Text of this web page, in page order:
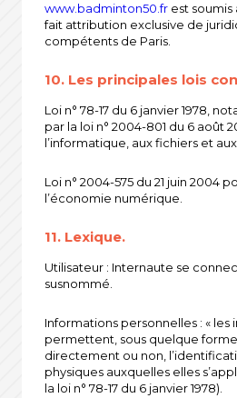
www.badminton50.fr est soumis
fait attribution exclusive de
compétents de Paris.
10. Les principales lois
Loi n° 78-17 du 6 janvier 1978,
par la loi n° 2004-801 du 6 août
l’informatique, aux fichiers et
Loi n° 2004-575 du 21 juin 2004
l’économie numérique.
11. Lexique.
Utilisateur : Internaute se
susnommé.
Informations personnelles : « les
permettent, sous quelque
directement ou non,
physiques auxquelles elles
la loi n° 78-17 du 6 janvier 1978).